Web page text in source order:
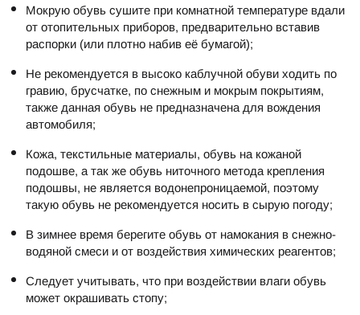
Мокрую обувь сушите при комнатной температуре вдали
от отопительных приборов, предварительно вставив
распорки (или плотно набив её бумагой);
Не рекомендуется в высоко каблучной обуви ходить по
гравию, брусчатке, по снежным и мокрым покрытиям,
также данная обувь не предназначена для вождения
автомобиля;
Кожа, текстильные материалы, обувь на кожаной
подошве, а так же обувь ниточного метода крепления
подошвы, не является водонепроницаемой, поэтому
такую обувь не рекомендуется носить в сырую погоду;
В зимнее время берегите обувь от намокания в снежно-
водяной смеси и от воздействия химических реагентов;
Следует учитывать, что при воздействии влаги обувь
может окрашивать стопу;